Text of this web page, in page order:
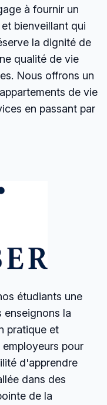
à fournir un
bienveillant qui
la dignité de
qualité de vie
Nous offrons un
de vie
en passant par
étudiants une
la
pratique et
pour
d'apprendre
dans des
de la